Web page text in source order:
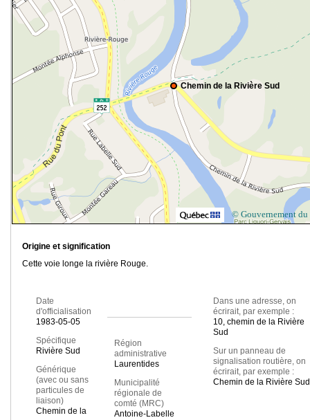
Chemin de la Rivière Sud
© Gouvernement du
Origine et signification
Cette voie longe la rivière Rouge.
Date
d'officialisation
1983-05-05
Spécifique
Rivière Sud
Générique
(avec ou sans
particules de
liaison)
Chemin de la
Région
administrative
Laurentides
Municipalité
régionale de
comté (MRC)
Antoine-Labelle
Dans une adresse, on
écrirait, par exemple :
10, chemin de la Rivière
Sud
Sur un panneau de
signalisation routière, on
écrirait, par exemple :
Chemin de la Rivière Sud